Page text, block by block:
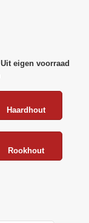
Uit eigen voorraad
Haardhout
Rookhout